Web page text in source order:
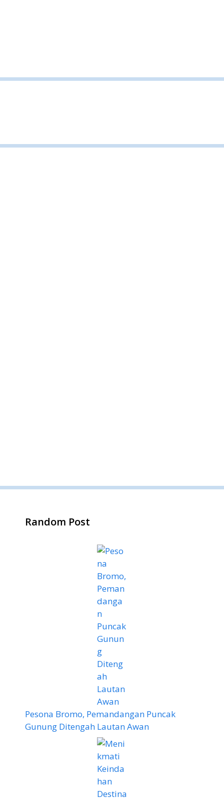
Random Post
Pesona Bromo, Pemandangan Puncak
Gunung Ditengah Lautan Awan